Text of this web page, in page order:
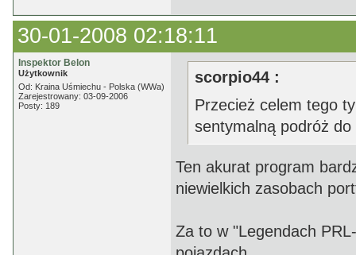
30-01-2008 02:18:11
Inspektor Belon
Użytkownik
Od: Kraina Uśmiechu - Polska (WWa)
Zarejestrowany: 03-09-2006
Posty: 189
scorpio44 :
Przecież celem tego
sentymalną podróż do
Ten akurat program
niewielkich zasobach
Za to w "Legendach